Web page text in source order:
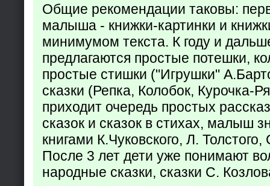
Общие рекомендации таковы:
малыша - книжки-картинки и
минимумом текста. К году и
предлагаются простые потешки,
простые стишки ("Игрушки"
сказки (Репка, Колобок, Курочка-
приходит очередь простых
сказок и сказок в стихах, малыш
книгами К.Чуковского, Л.
После 3 лет дети уже понимают
народные сказки, сказки С.